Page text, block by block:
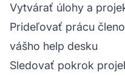
Vytvárať úlohy a
Prideľovať prácu
vášho help desku
Sledovať pokrok